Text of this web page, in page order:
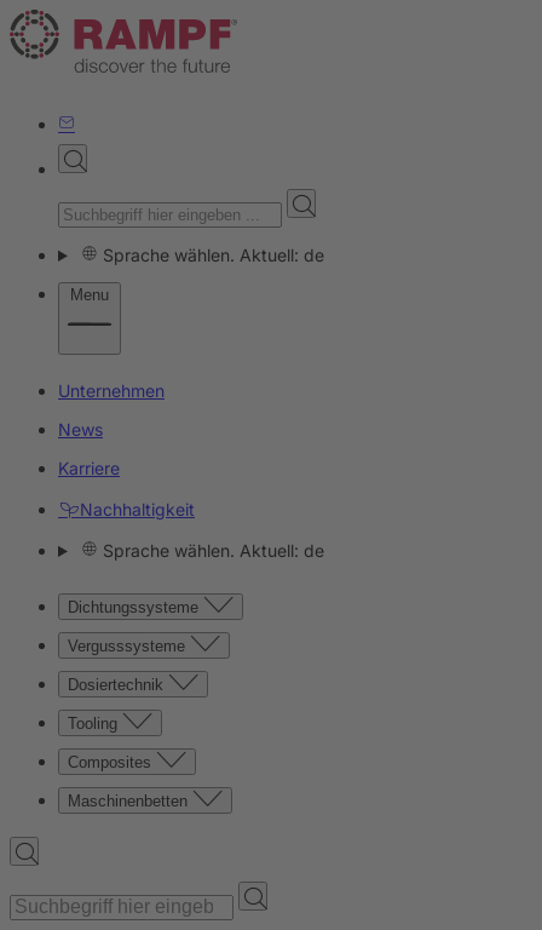
Sprache wählen. Aktuell: de
Menu
Unternehmen
News
Karriere
Nachhaltigkeit
Sprache wählen. Aktuell: de
Dichtungssysteme
Vergusssysteme
Dosiertechnik
Tooling
Composites
Maschinenbetten